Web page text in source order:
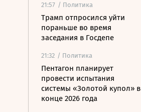
21:57 / Политика
Трамп отпросился уйти
пораньше во время
заседания в Госдепе
21:32 / Политика
Пентагон планирует
провести испытания
системы «Золотой купол» в
конце 2026 года